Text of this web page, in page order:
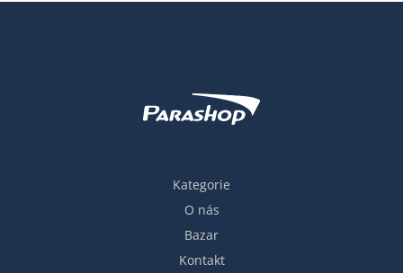
Kategorie
O nás
Bazar
Kontakt